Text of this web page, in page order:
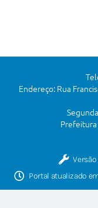
Endereço: Rua
Portal atualizado